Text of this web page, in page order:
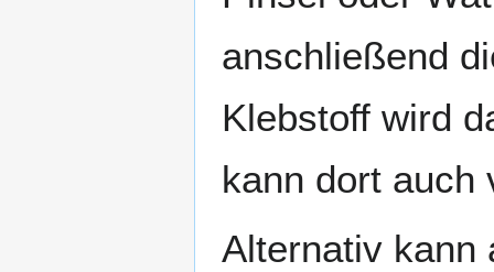
anschließend
Klebstoff wird
kann dort auch
Alternativ kann